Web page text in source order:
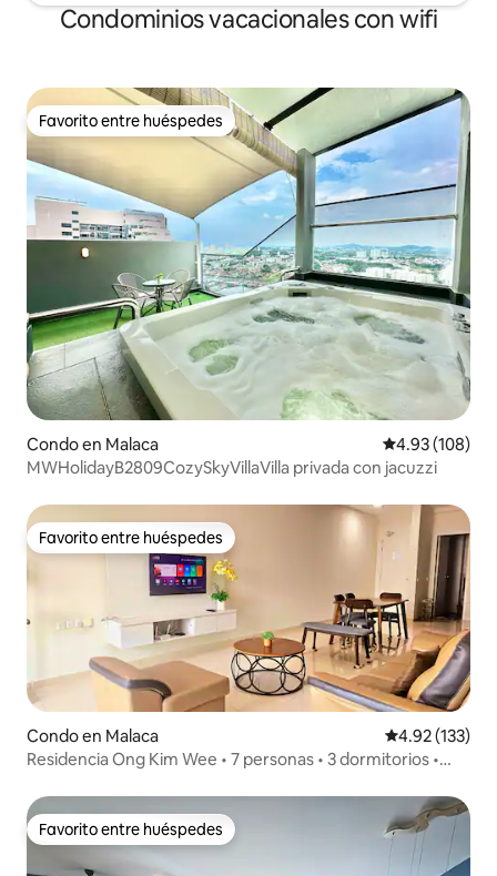
Condominios vacacionales con wifi
Favorito entre huéspedes
Favorito entre huéspedes
Condo en Malaca Calificación
4.93 (108)
MWHolidayB2809CozySkyVillaVilla privada con jacuzzi
Favorito entre huéspedes
Favorito entre huéspedes
Condo en Malaca Calificación
4.92 (133)
Residencia Ong Kim Wee • 7 personas • 3 dormitorios •
Favorito entre huéspedes
Favorito entre huéspedes